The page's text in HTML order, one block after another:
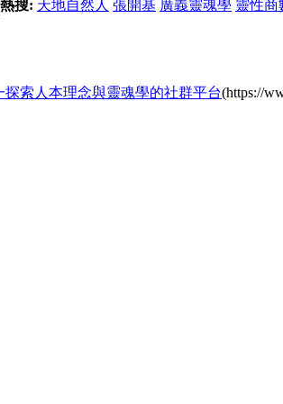
熱搜: 天地自然人 張開基 廣義靈魂學 靈性商
索人本理念與靈魂學的社群平台(https://